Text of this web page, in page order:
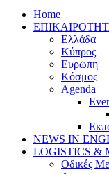
Home
Ελλάδα
Κύπρος
Ευρώπη
Κόσμος
Agenda
NEWS IN
LOGISTICS
Οδικές